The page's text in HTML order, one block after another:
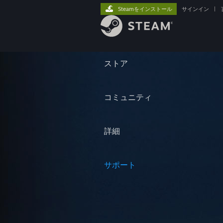
ストア
コミュニティ
詳細
サポート
Steamをインストール サインイン